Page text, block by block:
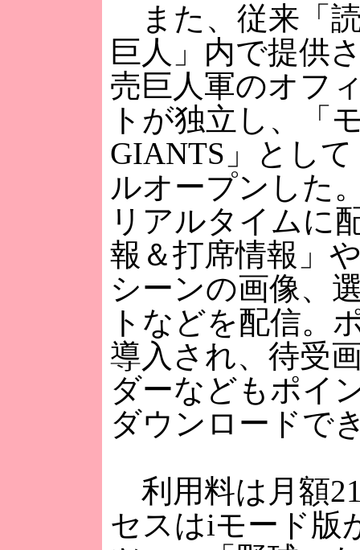
また、従来「
巨人」内で提供
売巨人軍のオフ
トが独立し、「
GIANTS」とし
ルオープンした
リアルタイムに
報＆打席情報」
シーンの画像、
トなどを配信。
導入され、待受
ダーなどもポイ
ダウンロードで
利用料は月額
セスはiモード版